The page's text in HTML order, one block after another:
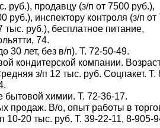
руб.), продавцу (з/п от 7500 руб.),
руб.), инспектору контроля (з/п от
тыс. руб.), бесплатное питание,
74.
30 лет, без в/п). Т. 72-50-49.
кондитерской компании.
з/п 12 тыс. руб. Соцпакет. Т.
бытовой химии. Т. 72-36-17.
продаж. В/о, опыт работы в
10-20 тыс. руб. Т. 39-22-11, 8-905-